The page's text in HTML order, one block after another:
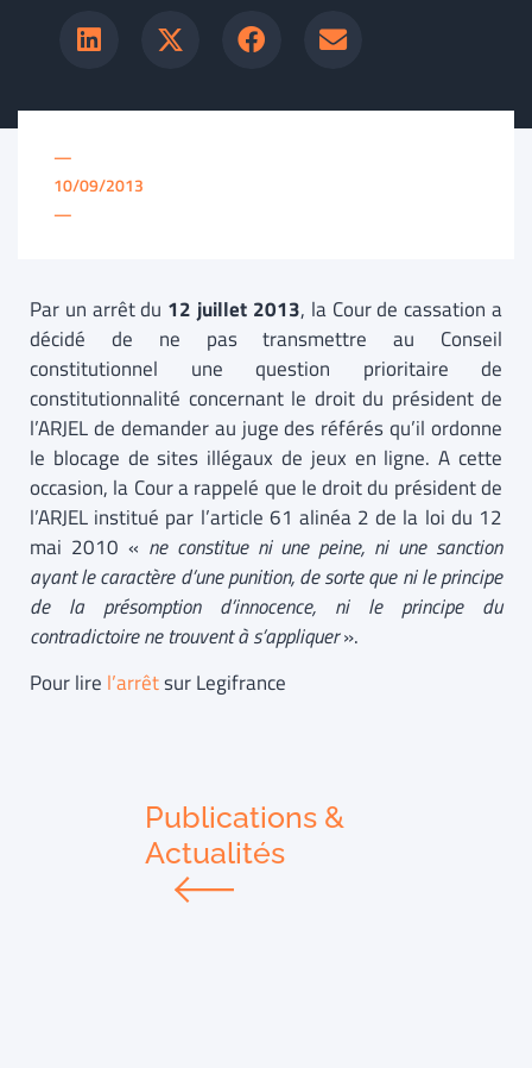
—
10/09/2013
—
Par un arrêt du 12 juillet 2013, la Cour de cassation a
décidé de ne pas transmettre au Conseil
constitutionnel une question prioritaire de
constitutionnalité concernant le droit du président de
l’ARJEL de demander au juge des référés qu’il ordonne
le blocage de sites illégaux de jeux en ligne. A cette
occasion, la Cour a rappelé que le droit du président de
l’ARJEL institué par l’article 61 alinéa 2 de la loi du 12
mai 2010 « ne constitue ni une peine, ni une sanction
ayant le caractère d’une punition, de sorte que ni le principe
de la présomption d’innocence, ni le principe du
contradictoire ne trouvent à s’appliquer».
Pour lire l’arrêtsur Legifrance
Publications &
Actualités